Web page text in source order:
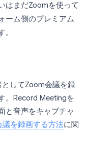
はまだZoomを使って
ーム側のプレミアム
としてZoom会議を録
。Record Meetingを
と音声をキャプチャ
を録画する方法に関